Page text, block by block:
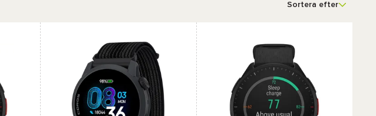
Sortera efter